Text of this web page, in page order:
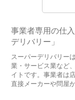
事業者専用の仕
デリバリー」
スーパーデリバリー
業・サービス業など
イトです。事業者は
直接メーカーや問屋